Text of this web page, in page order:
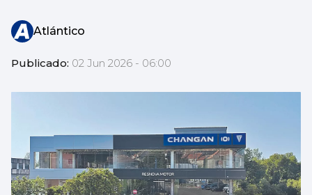
Atlántico
Publicado: 02 Jun 2026 - 06:00